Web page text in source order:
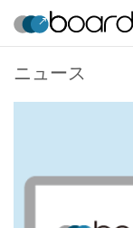
ニュース